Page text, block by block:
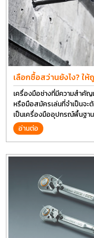
เลือกซื้อสว่านยังไง? ให้
เครื่องมือช่างที่มีความสำคัญ
หรือมือสมัครเล่นที่จำเป็นจะ
เป็นเครื่องมืออุปกรณ์พื้นฐาน
เรียกว่า เป็นเครื่องมือที่ใช้ง่า
อ่านต่อ